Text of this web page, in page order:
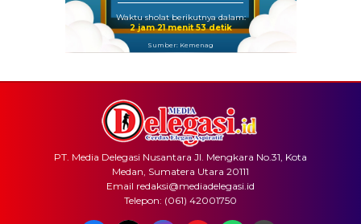
Waktu sholat berikutnya dalam:
2 jam 21 menit 53 detik
Sumber: Kemenag
PT. Media Delegasi Nusantara Jl. Mengkara No.31, Kota
Medan, Sumatera Utara 20111
Email redaksi@mediadelegasi.id
Telepon: (061) 42001750